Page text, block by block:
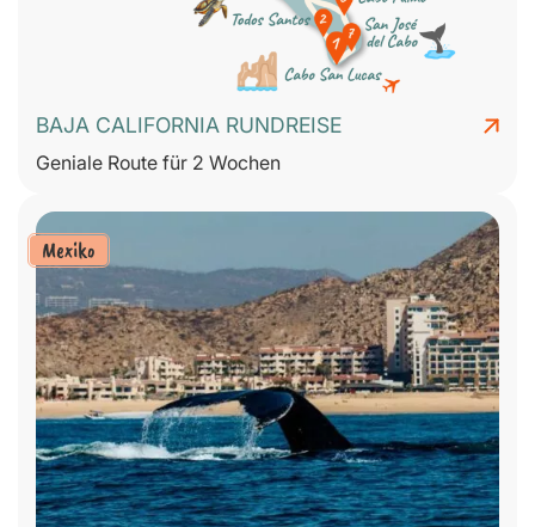
BAJA CALIFORNIA RUNDREISE
Geniale Route für 2 Wochen
Mexiko